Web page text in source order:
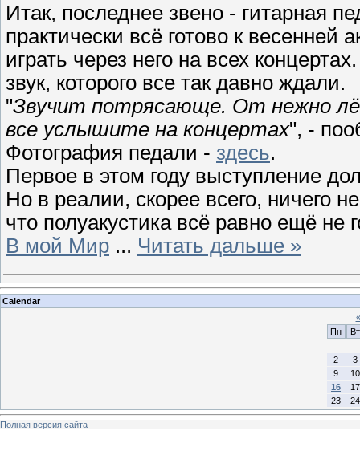
Итак, последнее звено - гитарная
практически всё готово к весенней
играть через него на всех
звук, которого все так давно ждали.
"Звучит потрясающе. От нежно
все услышите на концертах", -
Фотография педали - здесь.
Первое в этом году выступление
Но в реалии, скорее всего, ничего
что полуакустика всё равно ещё не
В мой Мир ... Читать дальше »
Calendar
«
Пн
Вт
2
3
9
10
16
17
23
24
Полная версия сайта